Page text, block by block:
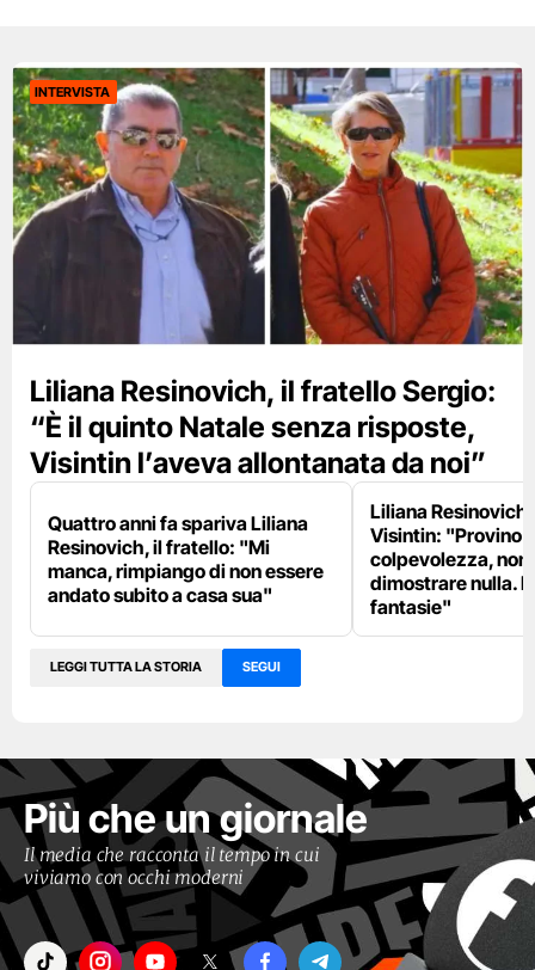
INTERVISTA
Liliana Resinovich, il fratello Sergio:
“È il quinto Natale senza risposte,
Visintin l’aveva allontanata da noi”
Quattro anni fa spariva Liliana
Resinovich, il fratello: "Mi
manca, rimpiango di non essere
andato subito a casa sua"
Liliana
Visintin: "Provino
colpevolezza, non
dimostrare nulla.
fantasie"
LEGGI TUTTA LA STORIA SEGUI
Più che un giornale
Il media che racconta il tempo in cui
viviamo con occhi moderni